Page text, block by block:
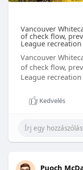
Vancouver
of check flow,
League recreation
Vancouver
of check flow,
League recreation
Kedvelés
Puoch